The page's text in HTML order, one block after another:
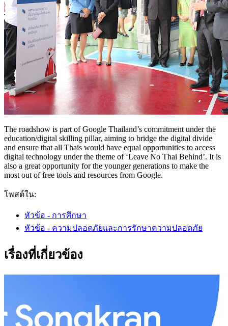
The roadshow is part of Google Thailand’s commitment under the
education/digital skilling pillar, aiming to bridge the digital divide
and ensure that all Thais would have equal opportunities to access
digital technology under the theme of ‘Leave No Thai Behind’. It is
also a great opportunity for the younger generations to make the
most out of free tools and resources from Google.
โพสต์ใน:
หัวข้อ - การศึกษา
หัวข้อ - ความปลอดภัยและการรักษาความปลอดภัย
เรื่องที่เกี่ยวข้อง